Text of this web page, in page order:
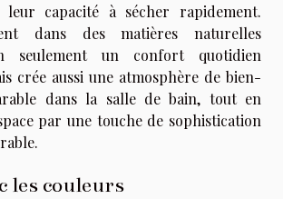
capacité à sécher rapidement.
dans des matières naturelles
seulement un confort quotidien
crée aussi une atmosphère de bien-
dans la salle de bain, tout en
par une touche de sophistication
les couleurs